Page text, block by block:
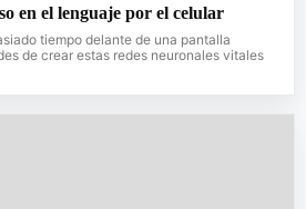
en el lenguaje por el celular
tiempo delante de una pantalla
de crear estas redes neuronales vitales